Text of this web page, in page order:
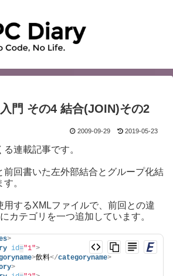
門 その4 結合(JOIN)その2
2009-09-29 2019-05-23
連載記事です。
前回書いた左外部結合とグループ化結
。
用するXMLファイルで、前回との違
カテゴリを一つ追加しています。
>
id="1">
>飲料</categoryname>
>